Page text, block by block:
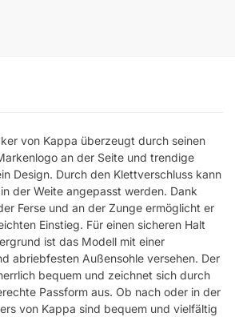
von Kappa überzeugt durch seinen
an der Seite und trendige
Design. Durch den Klettverschluss kann
der Weite angepasst werden. Dank
Ferse und an der Zunge ermöglicht er
Einstieg. Für einen sicheren Halt
ist das Modell mit einer
abriebfesten Außensohle versehen. Der
bequem und zeichnet sich durch
Passform aus. Ob nach oder in der
von Kappa sind bequem und vielfältig